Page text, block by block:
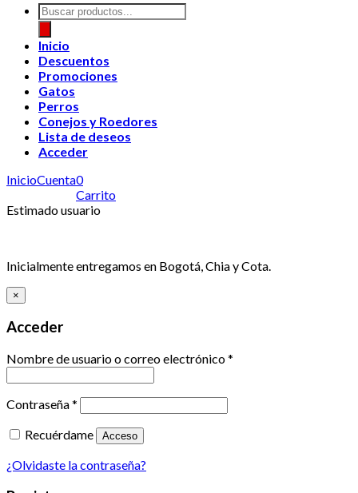
Búsqueda
de
productos
Inicio
Descuentos
Promociones
Gatos
Perros
Conejos y Roedores
Lista de deseos
Acceder
InicioCuenta0
Carrito
Estimado usuario
Inicialmente entregamos en Bogotá, Chia y Cota.
×
Acceder
Nombre de usuario o correo electrónico*
Contraseña*
Recuérdame
Acceso
¿Olvidaste la contraseña?